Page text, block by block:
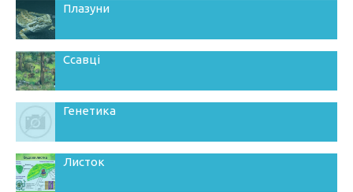
Плазуни
Ссавці
Генетика
Листок